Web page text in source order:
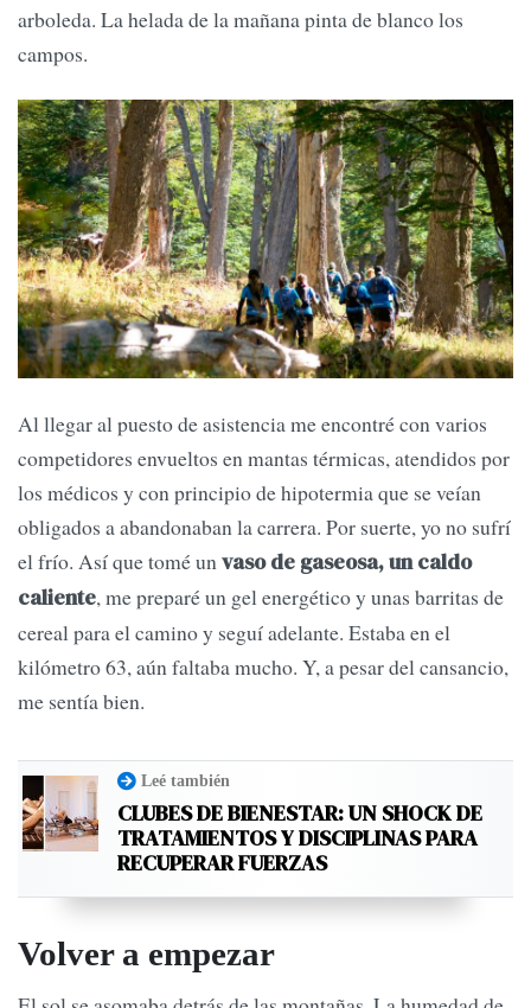
arboleda. La helada de la mañana pinta de blanco los
campos.
Al llegar al puesto de asistencia me encontré con varios
competidores envueltos en mantas térmicas, atendidos por
los médicos y con principio de hipotermia que se veían
obligados a abandonaban la carrera. Por suerte, yo no sufrí
el frío. Así que tomé unvaso de gaseosa, un caldo
caliente, me preparé un gel energético y unas barritas de
cereal para el camino y seguí adelante. Estaba en el
kilómetro 63, aún faltaba mucho. Y, a pesar del cansancio,
me sentía bien.
Leé también
CLUBES DE BIENESTAR: UN SHOCK DE
TRATAMIENTOS Y DISCIPLINAS PARA
RECUPERAR FUERZAS
Volver a empezar